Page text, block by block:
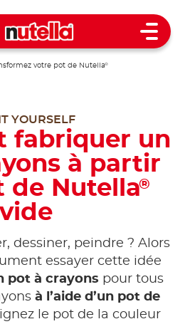
Open
votre pot de Nutella®
YOURSELF
fabriquer un
à partir
de Nutella®
vide
dessiner, peindre ? Alors
essayer cette idée
pot à crayons pour tous
à l’aide d’un pot de
le pot de la couleur